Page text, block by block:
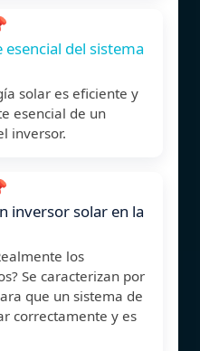
del sistema
solar es eficiente y
esencial de un
inversor.
inversor solar en la
los
Se caracterizan por
que un sistema de
correctamente y es